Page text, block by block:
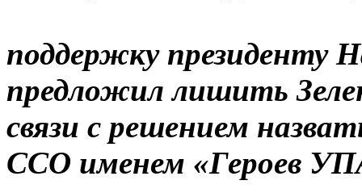
поддержку президенту
предложил лишить
связи с решением
ССО именем «Героев